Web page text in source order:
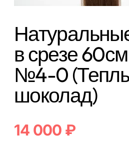
в срезе
№4-0
шоколад)
14 000 ₽